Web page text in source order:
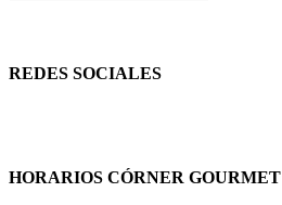
REDES SOCIALES
HORARIOS CÓRNER GOURMET